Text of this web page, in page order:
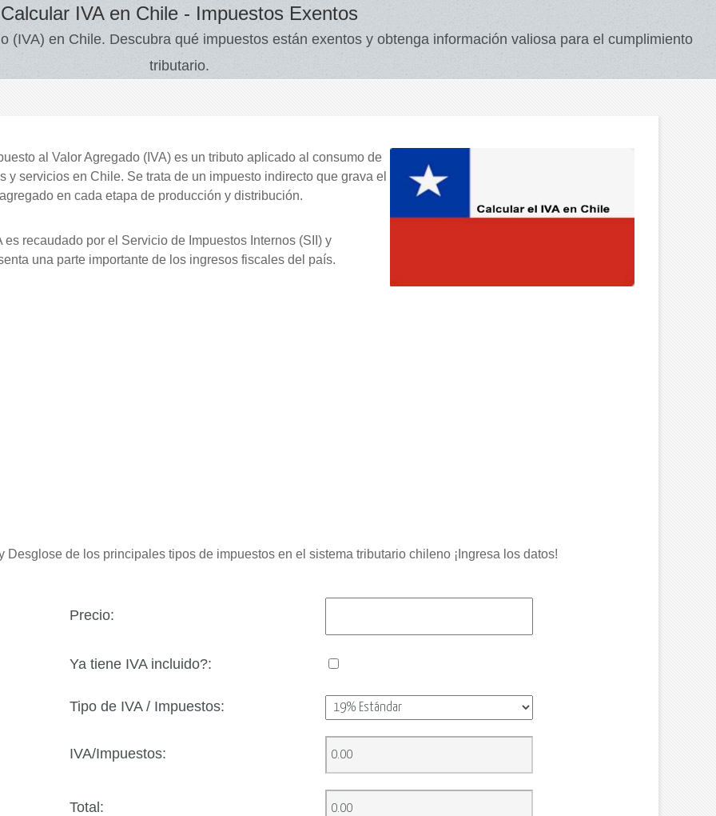
Calcular IVA en Chile - Impuestos Exentos
(IVA) en Chile. Descubra qué impuestos están exentos y obtenga información valiosa para el cumplimiento
tributario.
al Valor Agregado (IVA) es un tributo aplicado al consumo de
y servicios en Chile. Se trata de un impuesto indirecto que grava el
en cada etapa de producción y distribución.
es recaudado por el Servicio de Impuestos Internos (SII) y
una parte importante de los ingresos fiscales del país.
Desglose de los principales tipos de impuestos en el sistema tributario chileno ¡Ingresa los datos!
Precio:
Ya tiene IVA incluido?:
Tipo de IVA / Impuestos:
IVA/Impuestos:
Total: